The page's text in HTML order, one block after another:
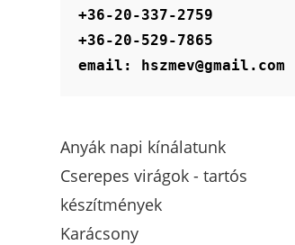
+36-20-337-2759
+36-20-529-7865
email: hszmev@gmail.com
Anyák napi kínálatunk
Cserepes virágok - tartós
készítmények
Karácsony